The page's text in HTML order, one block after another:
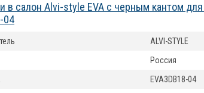
в салон Alvi-style EVA с черным кантом
04
ALVI-STYLE
Россия
EVA3DB18-04